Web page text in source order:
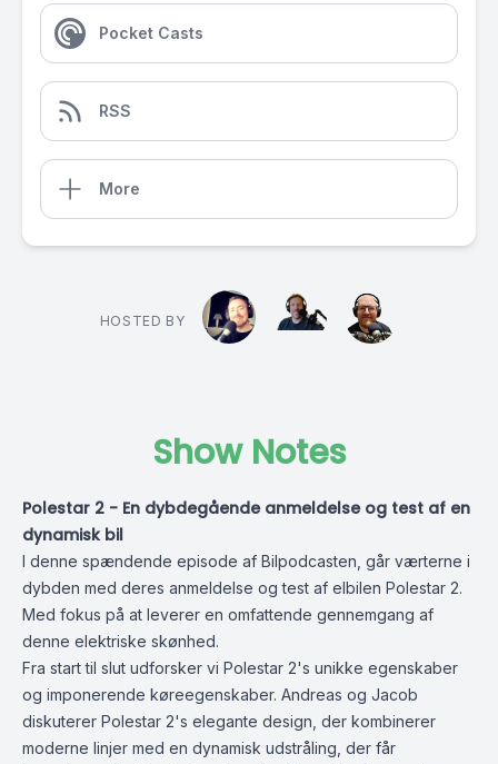
Pocket Casts
RSS
More
HOSTED BY
Show Notes
Polestar 2 - En dybdegående anmeldelse og test af en
dynamisk bil
I denne spændende episode af Bilpodcasten, går værterne i
dybden med deres anmeldelse og test af elbilen Polestar 2.
Med fokus på at leverer en omfattende gennemgang af
denne elektriske skønhed.
Fra start til slut udforsker vi Polestar 2's unikke egenskaber
og imponerende køreegenskaber. Andreas og Jacob
diskuterer Polestar 2's elegante design, der kombinerer
moderne linjer med en dynamisk udstråling, der får